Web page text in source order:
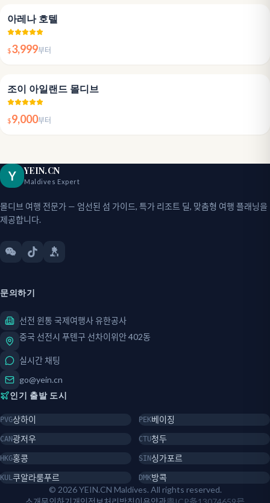
아레나 호텔
$3,999부터
조이 아일랜드 몰디브
$9,000부터
Y YEIN.CN
Maldives Expert
몰디브 여행 전문가 — 엄선된 섬 가이드, 특가 리조트 딜, 맞춤형 여행 플래닝을
제공합니다.
문의하기
선전 윈통 국제여행사 유한공사
중국 선전시 푸톈구 선차이위안 402동
실시간 채팅
go@yein.cn
인기 출발 도시
PVG상하이 PEK베이징
CAN광저우 CTU청두
HKG홍콩 SIN 싱가포르
KUL쿠알라룸푸르 DMK방콕
© 2026 YEIN.CN Maldives. All rights reserved.